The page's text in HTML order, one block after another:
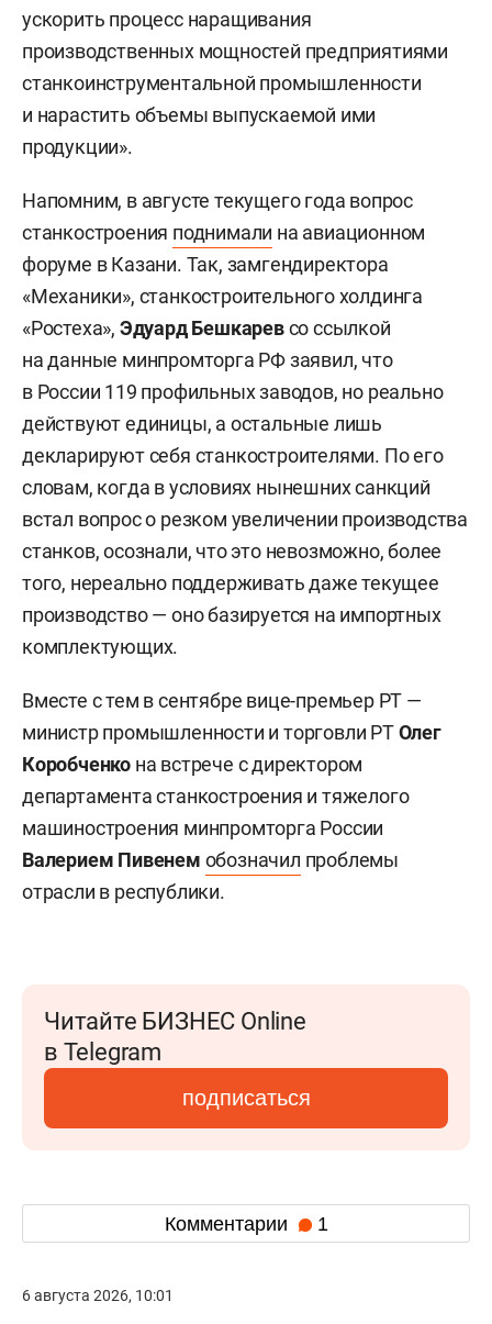
ускорить процесс наращивания
производственных мощностей предприятиями
станкоинструментальной промышленности
и нарастить объемы выпускаемой ими
продукции».
Напомним, в августе текущего года вопрос
станкостроения поднимали на авиационном
форуме в Казани. Так, замгендиректора
«Механики», станкостроительного холдинга
«Ростеха», Эдуард Бешкаревсо ссылкой
на данные минпромторга РФ заявил, что
в России 119 профильных заводов, но реально
действуют единицы, а остальные лишь
декларируют себя станкостроителями. По его
словам, когда в условиях нынешних санкций
встал вопрос о резком увеличении производства
станков, осознали, что это невозможно, более
того, нереально поддерживать даже текущее
производство — оно базируется на импортных
комплектующих.
Вместе с тем в сентябре вице-премьер РТ —
министр промышленности и торговли РТОлег
Коробченко на встрече с директором
департамента станкостроения и тяжелого
машиностроения минпромторга России
Валерием Пивенем обозначил проблемы
отрасли в республики.
Читайте БИЗНЕС Online
в Telegram
подписаться
Комментарии 1
6 августа 2026, 10:01